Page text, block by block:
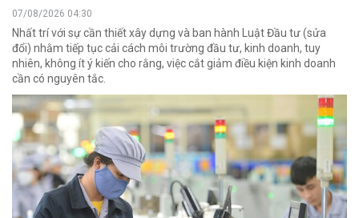
07/08/2026 04:30
Nhất trí với sự cần thiết xây dựng và ban hành Luật Đầu tư (sửa
đổi) nhằm tiếp tục cải cách môi trường đầu tư, kinh doanh, tuy
nhiên, không ít ý kiến cho rằng, việc cắt giảm điều kiện kinh doanh
cần có nguyên tắc.